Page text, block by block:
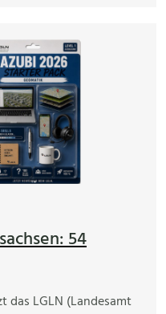
54
LGLN (Landesamt